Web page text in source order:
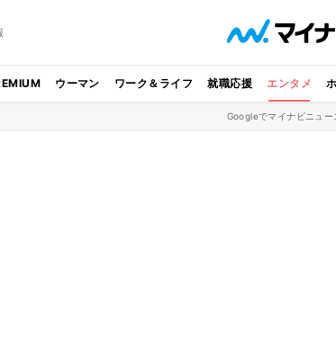
ウーマン ワーク＆ライフ 就職応援 エンタメ
Googleでマイナビニュ